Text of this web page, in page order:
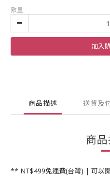
數量
加入
商品描述 送貨及
商
** NT$499免運費(台灣) | 可以